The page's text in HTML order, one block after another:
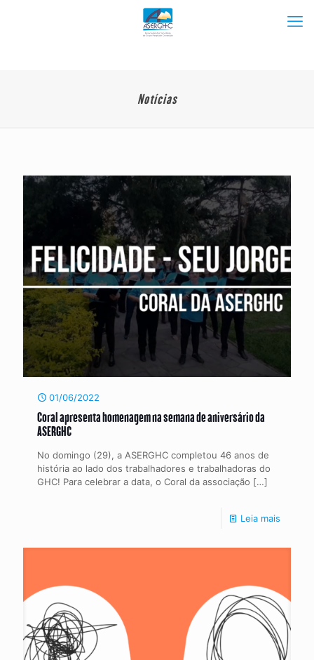
Notícias
01/06/2022
Coral apresenta homenagem na semana de aniversário da
ASERGHC
No domingo (29), a ASERGHC completou 46 anos de
história ao lado dos trabalhadores e trabalhadoras do
GHC! Para celebrar a data, o Coral da associação […]
Leia mais